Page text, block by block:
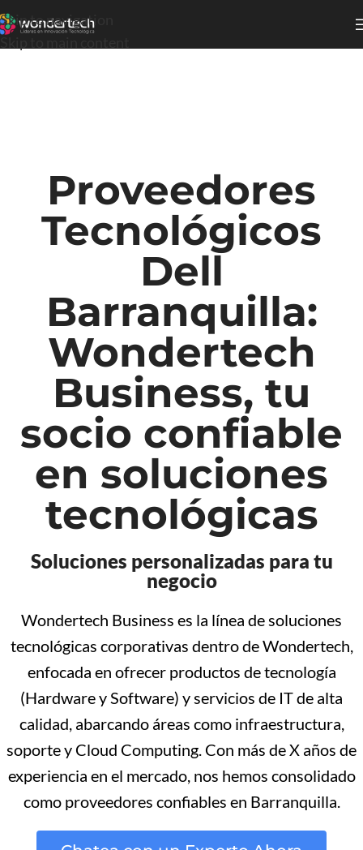
Skip to navigation
Proveedores
Tecnológicos
Dell
Barranquilla:
Wondertech
Business, tu
socio confiable
en soluciones
tecnológicas
Soluciones personalizadas para tu
negocio
Wondertech Business es la línea de soluciones
tecnológicas corporativas dentro de Wondertech,
enfocada en ofrecer productos de tecnología
(Hardware y Software) y servicios de IT de alta
calidad, abarcando áreas como infraestructura,
soporte y Cloud Computing. Con más de X años de
experiencia en el mercado, nos hemos consolidado
como proveedores confiables en Barranquilla.